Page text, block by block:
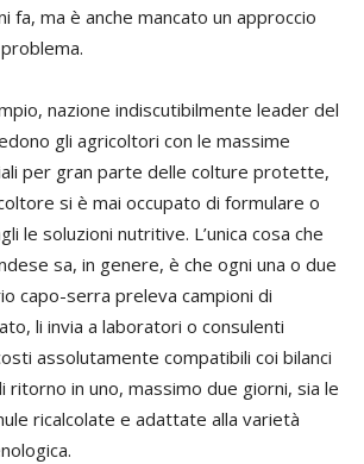
fa, ma è anche mancato un approccio
nazione indiscutibilmente leader del
gli agricoltori con le massime
per gran parte delle colture protette,
si è mai occupato di formulare o
le soluzioni nutritive. L’unica cosa che
sa, in genere, è che ogni una o due
capo-serra preleva campioni di
li invia a laboratori o consulenti
assolutamente compatibili coi bilanci
ritorno in uno, massimo due giorni, sia le
ricalcolate e adattate alla varietà